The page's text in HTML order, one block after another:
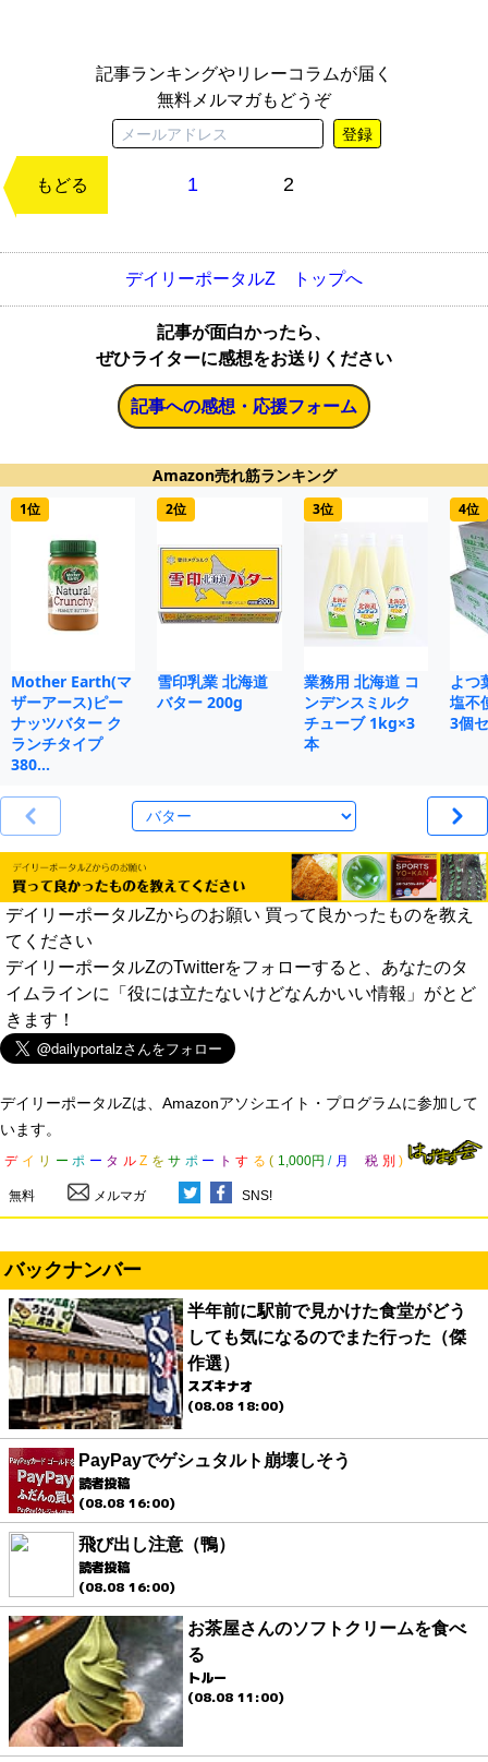
記事ランキングやリレーコラムが届く
無料メルマガもどうぞ
登録
もどる 1 2
デイリーポータルZ トップへ
記事が面白かったら、
ぜひライターに感想をお送りください
記事への感想・応援フォーム
Amazon売れ筋ランキング
1位
Mother Earth(マ
ザーアース)ピー
ナッツバター ク
ランチタイプ
380…
2位
雪印乳業 北海道
バター 200g
3位
業務用 北海道 コ
ンデンスミルク
チューブ 1kg×3
本
4位
よつ
塩不
3個
デイリーポータルZからのお願い 買って良かったものを教え
てください
デイリーポータルZのTwitterをフォローすると、あなたのタ
イムラインに「役には立たないけどなんかいい情報」がとど
きます！
デイリーポータルZは、Amazonアソシエイト・プログラムに参加して
います。
デ イ リ ー ポ ー タ ル Z を サ ポ ー ト す る ( 1,000円 / 月 税 別 )
無料 メルマガ SNS!
バックナンバー
半年前に駅前で見かけた食堂がどう
しても気になるのでまた行った（傑
作選）
スズキナオ
(08.08 18:00)
PayPayでゲシュタルト崩壊しそう
読者投稿
(08.08 16:00)
飛び出し注意（鴨）
読者投稿
(08.08 16:00)
お茶屋さんのソフトクリームを食べ
る
トルー
(08.08 11:00)